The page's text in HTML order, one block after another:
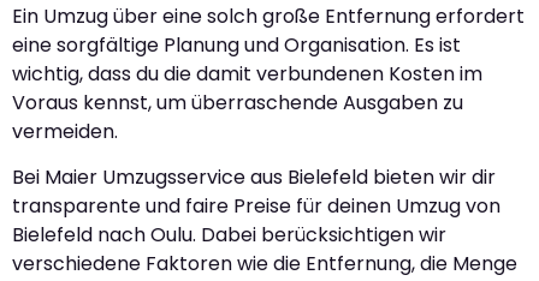
Ein Umzug über eine solch große Entfernung erfordert
eine sorgfältige Planung und Organisation. Es ist
wichtig, dass du die damit verbundenen Kosten im
Voraus kennst, um überraschende Ausgaben zu
vermeiden.
Bei Maier Umzugsservice aus Bielefeld bieten wir dir
transparente und faire Preise für deinen Umzug von
Bielefeld nach Oulu. Dabei berücksichtigen wir
verschiedene Faktoren wie die Entfernung, die Menge